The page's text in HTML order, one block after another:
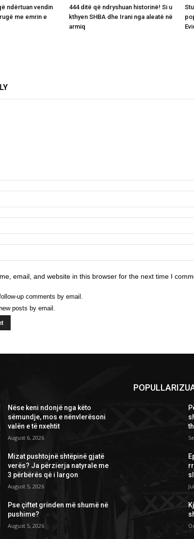
ndërtuan vendin
me emrin e
444 ditë që ndryshuan historinë! Si u
kthyen SHBA dhe Irani nga aleatë në
armiq
email, and website in this browser for the next time I
up comments by email.
posts by email.
Nëse keni ndonjë nga këto
sëmundje, mos e nënvlerësoni
valën e të nxehtit
August 6, 2026
Mizat pushtojnë shtëpinë gjatë
verës? Ja përzierja natyrale me
3 përbërës që i largon
August 5, 2026
Pse çiftet grinden më shumë në
pushime?
August 5, 2026